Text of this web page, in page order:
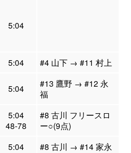
5:04
5:04 #4 山下 → #11 村上
5:04
#13 鷹野 → #12 永
福
5:04
48-78
#8 古川 フリースロ
ー○(9点)
5:04
#8 古川 → #14 家永